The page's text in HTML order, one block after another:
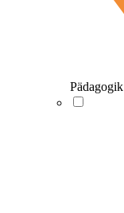
Pädagogik